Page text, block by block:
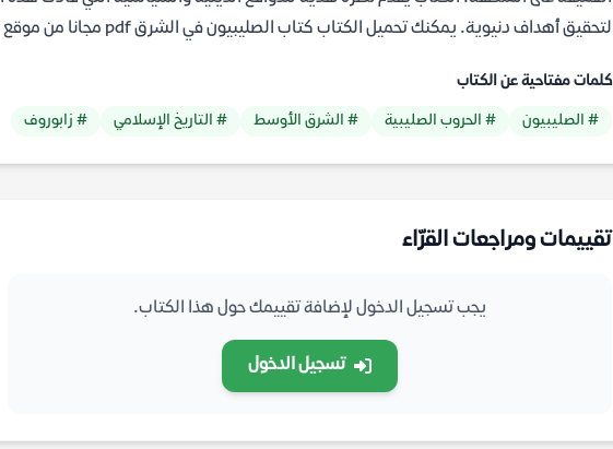
لتحقيق أهداف دنيوية. يمكنك تحميل الكتاب كتاب الصليبيون في الشرق pdf مجانا من موقع مكتبة ياسمين.
كلمات مفتاحية عن الكتاب
# الصليبيون # الحروب الصليبية # الشرق الأوسط # التاريخ الإسلامي # زابوروف
تقييمات ومراجعات القرّاء
يجب تسجيل الدخول لإضافة تقييمك حول هذا الكتاب.
تسجيل الدخول